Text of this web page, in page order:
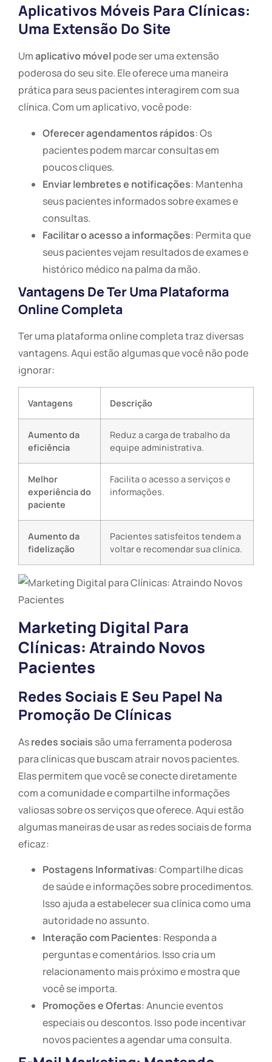
Aplicativos Móveis Para Clínicas:
Uma Extensão Do Site
Umaplicativo móvelpode ser uma extensão
poderosa do seu site. Ele oferece uma maneira
prática para seus pacientes interagirem com sua
clínica. Com um aplicativo, você pode:
Oferecer agendamentos rápidos: Os
pacientes podem marcar consultas em
poucos cliques.
Enviar lembretes e notificações: Mantenha
seus pacientes informados sobre exames e
consultas.
Facilitar o acesso a informações: Permita que
seus pacientes vejam resultados de exames e
histórico médico na palma da mão.
Vantagens De Ter Uma Plataforma
Online Completa
Ter uma plataforma online completa traz diversas
vantagens. Aqui estão algumas que você não pode
ignorar:
Vantagens Descrição
Aumento da
eficiência
Reduz a carga de trabalho da
equipe administrativa.
Melhor
experiência do
paciente
Facilita o acesso a serviços e
informações.
Aumento da
fidelização
Pacientes satisfeitos tendem a
voltar e recomendar sua clínica.
Marketing Digital Para
Clínicas: Atraindo Novos
Pacientes
Redes Sociais E Seu Papel Na
Promoção De Clínicas
Asredes sociais são uma ferramenta poderosa
para clínicas que buscam atrair novos pacientes.
Elas permitem que você se conecte diretamente
com a comunidade e compartilhe informações
valiosas sobre os serviços que oferece. Aqui estão
algumas maneiras de usar as redes sociais de forma
eficaz:
Postagens Informativas: Compartilhe dicas
de saúde e informações sobre procedimentos.
Isso ajuda a estabelecer sua clínica como uma
autoridade no assunto.
Interação com Pacientes: Responda a
perguntas e comentários. Isso cria um
relacionamento mais próximo e mostra que
você se importa.
Promoções e Ofertas: Anuncie eventos
especiais ou descontos. Isso pode incentivar
novos pacientes a agendar uma consulta.